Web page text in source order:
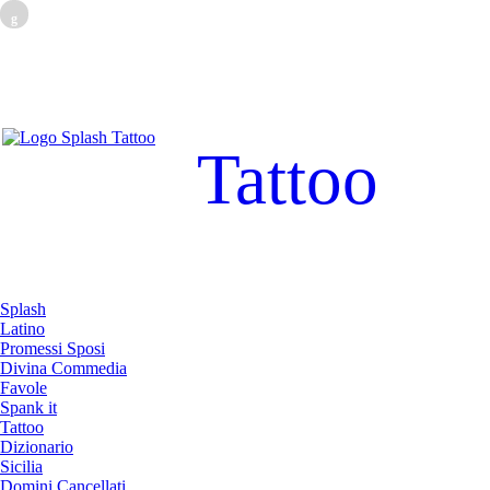
g
Tattoo
Splash
Latino
Promessi Sposi
Divina Commedia
Favole
Spank it
Tattoo
Dizionario
Sicilia
Domini Cancellati